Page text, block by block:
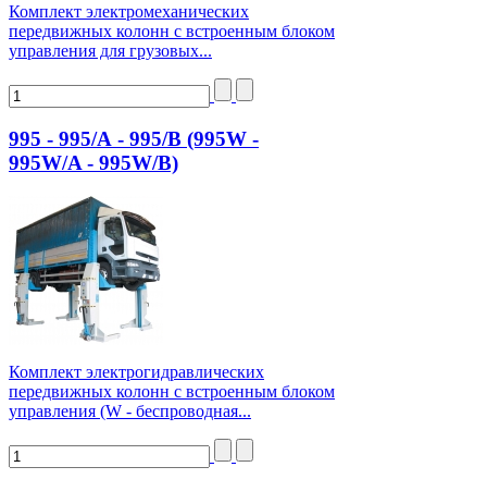
Комплект электромеханических
передвижных колонн с встроенным блоком
управления для грузовых...
995 - 995/А - 995/В (995W -
995W/A - 995W/B)
Комплект электрогидравлических
передвижных колонн с встроенным блоком
управления (W - беспроводная...